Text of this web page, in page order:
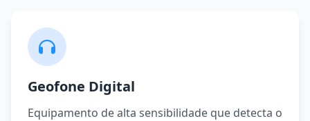
Geofone Digital
Equipamento de alta sensibilidade que detecta o